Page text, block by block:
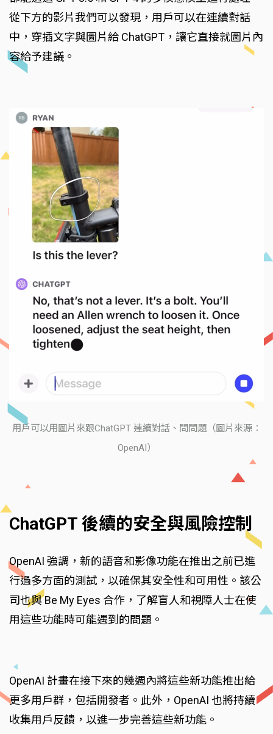
從下方的影片我們可以發現，用戶可以在連續對話
中，穿插文字與圖片給 ChatGPT，讓它直接就圖片內
容給予建議。
用戶可以用圖片來跟ChatGPT 連續對話、問問題（圖片來源：
OpenAI）
ChatGPT 後續的安全與風險控制
OpenAI 強調，新的語音和影像功能在推出之前已進
行過多方面的測試，以確保其安全性和可用性。該公
司也與 Be My Eyes 合作，了解盲人和視障人士在使
用這些功能時可能遇到的問題。
OpenAI 計畫在接下來的幾週內將這些新功能推出給
更多用戶群，包括開發者。此外，OpenAI 也將持續
收集用戶反饋，以進一步完善這些新功能。